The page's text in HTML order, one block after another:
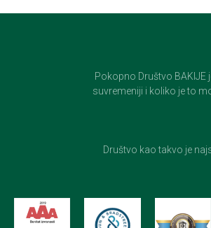
Pokopno Društvo
suvremeniji i koliko je to
Društvo kao takvo je